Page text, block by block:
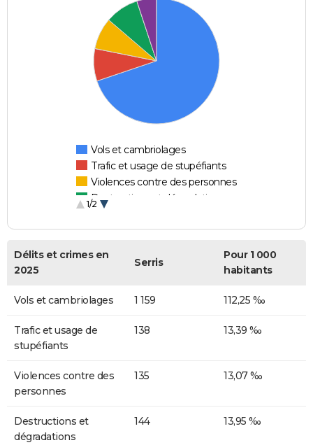
Vols et cambriolages
Trafic et usage de stupéfiants
Violences contre des personnes
Destructions et dégradations
1/2
Délits et crimes en
2025
Serris
Pour 1 000
habitants
Vols et cambriolages 1 159 112,25 ‰
Trafic et usage de
stupéfiants
138 13,39 ‰
Violences contre des
personnes
135 13,07 ‰
Destructions et
dégradations
144 13,95 ‰